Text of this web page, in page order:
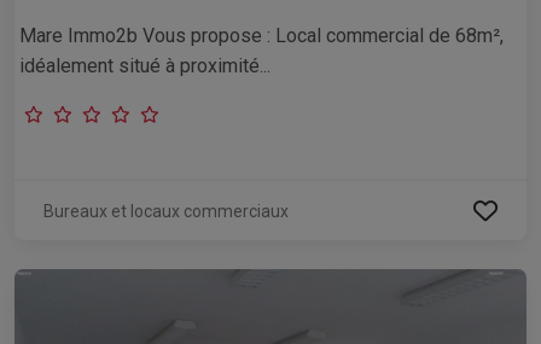
Mare Immo2b Vous propose : Local commercial de 68m²,
idéalement situé à proximité...
Bureaux et locaux commerciaux